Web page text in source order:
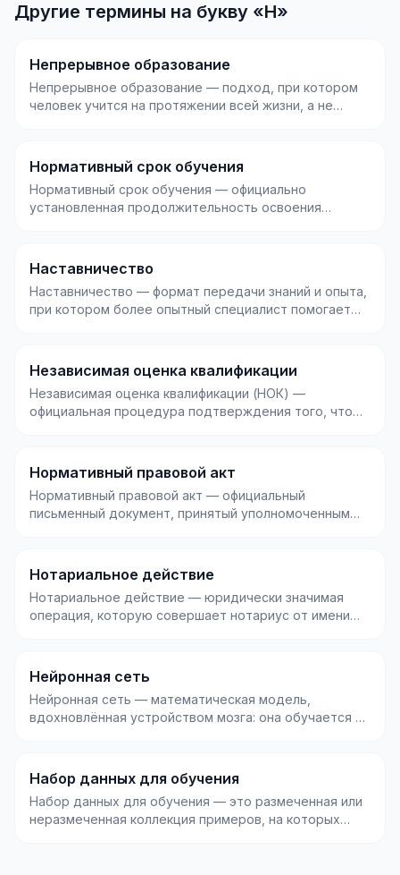
Другие термины на букву «Н»
Непрерывное образование
Непрерывное образование — подход, при котором
человек учится на протяжении всей жизни, а не
Нормативный срок обучения
Нормативный срок обучения — официально
установленная продолжительность освоения
Наставничество
Наставничество — формат передачи знаний и опыта,
при котором более опытный специалист помогает
Независимая оценка квалификации
Независимая оценка квалификации (НОК) —
официальная процедура подтверждения того, что
Нормативный правовой акт
Нормативный правовой акт — официальный
письменный документ, принятый уполномоченным
Нотариальное действие
Нотариальное действие — юридически значимая
операция, которую совершает нотариус от имени
Нейронная сеть
Нейронная сеть — математическая модель,
вдохновлённая устройством мозга: она обучается на
Набор данных для обучения
Набор данных для обучения — это размеченная или
неразмеченная коллекция примеров, на которых